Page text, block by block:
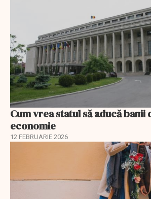
Cum vrea statul să aducă banii
economie
12 FEBRUARIE 2026